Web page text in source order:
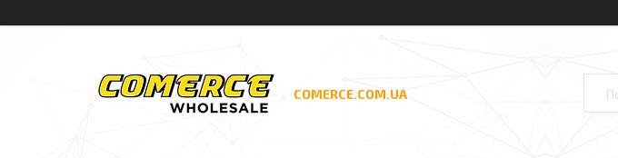
COMERCE.COM.UA